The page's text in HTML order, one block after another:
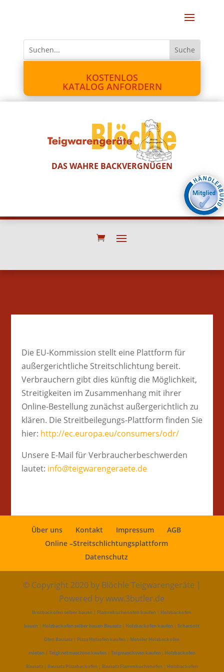
KOSTENLOS
KATALOG ANFORDERN
DAS WAHRE BACKVERGNÜGEN
Die EU-Kommission stellt eine Plattform für
außergerichtliche Streitschlichtung bereit.
Verbrauchern gibt dies künftig die Möglichkeit,
Streitigkeiten im Zusammenhang mit ihrer
Online-Bestellung zunächst außergerichtlich zu
klären. Die Streitbeilegungs-Plattform finden Sie
hier: http://ec.europa.eu/consumers/odr/
Unsere E-Mail für Verbraucherbeschwerden
lautet: info@teigwarengeraete.de
Über uns Kontakt Impressum
AGB
Online –Streitschlichtungsplattform
Datenschutz
© Copyright 2020 by Blöchle Teigwarengeräte |
Powered by www.3butler.de
Brotbackofen selber bauen | Flammkuchenofen kaufen | Holzbackofen
bauen | Holzbackofen selber bauen Bausatz | Holzbackofen kaufen |Schamott
Ofen Bausatz | Pizza Holzofen kaufen | Mobiler Holzbackofen
mieten| Teigknetmaschine kaufen| Teigmaschinen kaufen| Holzbackofen
Bausatz| Bausatz Pizzabackofen| Bausatz Flammkuchenofen| Holzbackofen